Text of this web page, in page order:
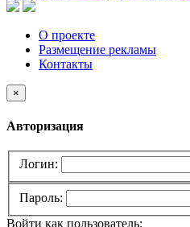
О проекте
Размещение рекламы
Контакты
×
Авторизация
Логин:
Пароль:
Войти как пользователь: